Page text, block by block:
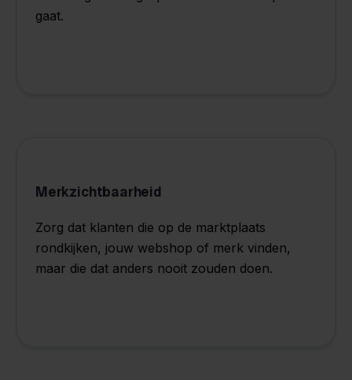
gaat.
Merkzichtbaarheid
Zorg dat klanten die op de marktplaats
rondkijken, jouw webshop of merk vinden,
maar die dat anders nooit zouden doen.